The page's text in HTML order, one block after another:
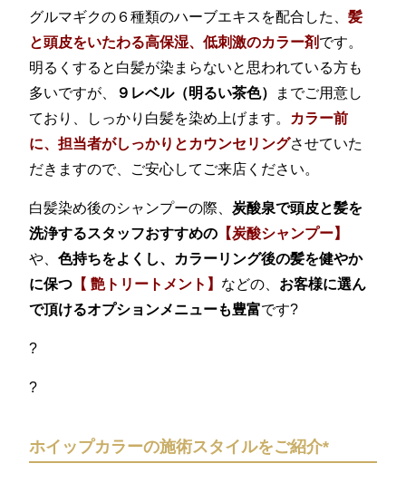
グルマギクの６種類のハーブエキスを配合した、髪
と頭皮をいたわる高保湿、低刺激のカラー剤 です。
明るくすると白髪が染まらないと思われている方も
多いですが、
９レベル（明るい茶色）
までご用意し
ており、しっかり白髪を染め上げます。 カラー前
に、担当者がしっかりとカウンセリングさせていた
だきますので、ご安心してご来店ください。
白髪染め後のシャンプーの際、炭酸泉で頭皮と髪を
洗浄するスタッフおすすめの 【炭酸シャンプー】
や、色持ちをよくし、カラーリング後の髪を健やか
に保つ 【 艶トリートメント】 などの、 お客様に選ん
で頂けるオプションメニューも豊富です?
?
?
ホイップカラーの施術スタイルをご紹介*